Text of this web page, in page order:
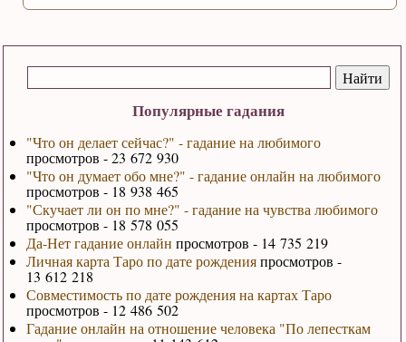
Популярные гадания
"Что он делает сейчас?" - гадание на любимого
просмотров - 23 672 930
"Что он думает обо мне?" - гадание онлайн на любимого
просмотров - 18 938 465
"Скучает ли он по мне?" - гадание на чувства любимого
просмотров - 18 578 055
Да-Нет гадание онлайн просмотров - 14 735 219
Личная карта Таро по дате рожденияпросмотров -
13 612 218
Совместимость по дате рождения на картах Таро
просмотров - 12 486 502
Гадание онлайн на отношение человека "По лепесткам